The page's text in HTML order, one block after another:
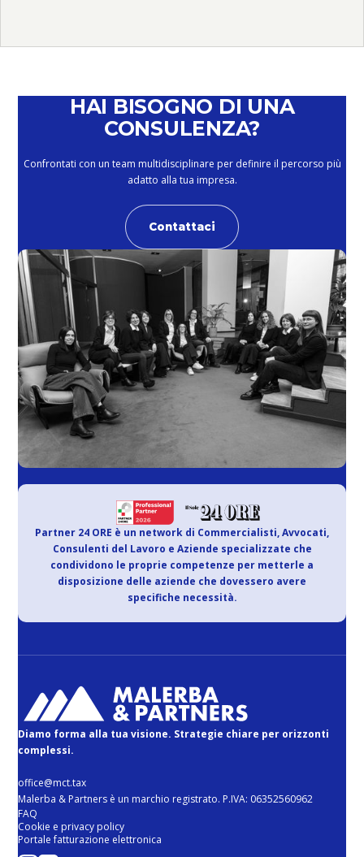
HAI BISOGNO DI UNA
CONSULENZA?
Confrontati con un team multidisciplinare per definire il percorso più
adatto alla tua impresa.
Contattaci
Partner 24 ORE è un network di Commercialisti, Avvocati,
Consulenti del Lavoro e Aziende specializzate che
condividono le proprie competenze per metterle a
disposizione delle aziende che dovessero avere
specifiche necessità.
Diamo forma alla tua visione. Strategie chiare per orizzonti
complessi.
office@mct.tax
Malerba & Partners è un marchio registrato. P.IVA: 06352560962
FAQ
Cookie e privacy policy
Portale fatturazione elettronica